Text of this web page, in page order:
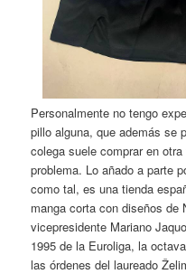
Personalmente no tengo
pillo alguna, que además se
colega suele comprar en
problema. Lo añado a parte
como tal, es una tienda
manga corta con diseños de
vicepresidente Mariano
1995 de la Euroliga, la
las órdenes del laureado